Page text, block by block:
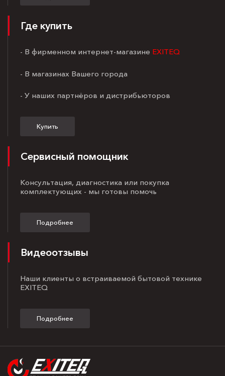
Где купить
- В фирменном интернет-магазине EXITEQ
- В магазинах Вашего города
- У наших партнёров и дистрибьюторов
Купить
Сервисный помощник
Консультация, диагностика или покупка
комплектующих - мы готовы помочь
Подробнее
Видеоотзывы
Наши клиенты о встраиваемой бытовой технике
EXITEQ
Подробнее